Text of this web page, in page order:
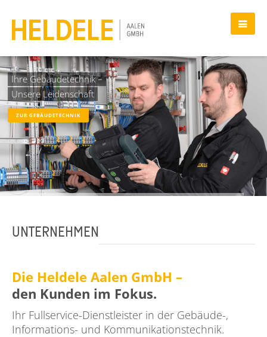
ZUR GEBÄUDETECHNIK
UNTERNEHMEN
Die Heldele Aalen GmbH –
den Kunden im Fokus.
Ihr Fullservice-Dienstleister in der Gebäude-,
Informations- und Kommunikationstechnik.